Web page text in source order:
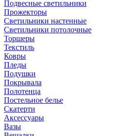
Подвесные светильники
Прожекторы
Светильники настенные
Светильники потолочные
Торшеры
Текстиль
Ковры
Пледы
Подушки
Покрывала
Полотенца
Постельное белье
Скатерти
Аксессуары
Вазы